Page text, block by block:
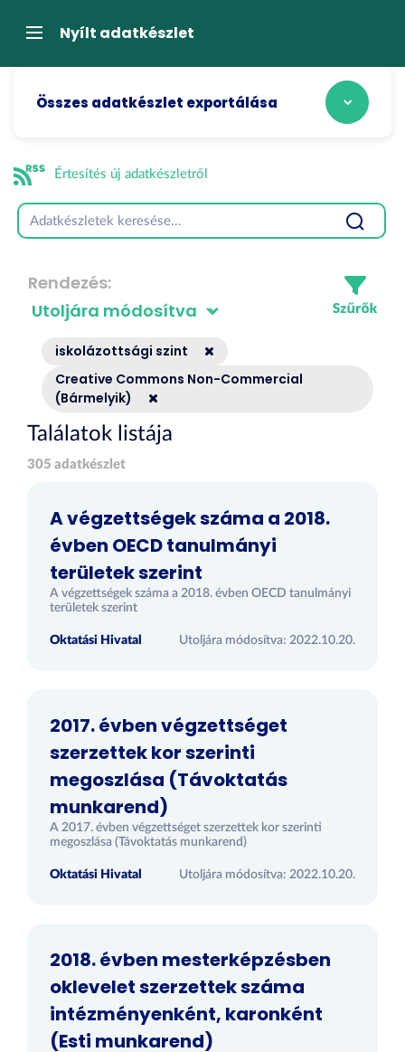
átugrásaNavigációNyílt adatkészlet
Összes adatkészlet exportálása
Értesítés új adatkészletről
Rendezés
iskolázottsági szint
Creative Commons Non-Commercial
(Bármelyik)
Találatok listája
305 adatkészlet
A végzettségek száma a 2018.
évben OECD tanulmányi
területek szerint
A végzettségek száma a 2018. évben OECD tanulmányi
területek szerint
Oktatási Hivatal Utoljára módosítva: 2022.10.20.
2017. évben végzettséget
szerzettek kor szerinti
megoszlása (Távoktatás
munkarend)
A 2017. évben végzettséget szerzettek kor szerinti
megoszlása (Távoktatás munkarend)
Oktatási Hivatal Utoljára módosítva: 2022.10.20.
2018. évben mesterképzésben
oklevelet szerzettek száma
intézményenként, karonként
(Esti munkarend)